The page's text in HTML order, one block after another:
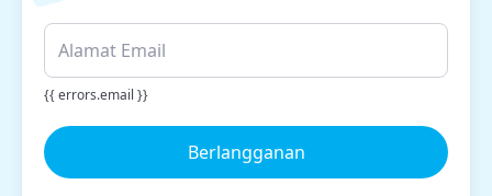
{{ errors.email }}
Berlangganan